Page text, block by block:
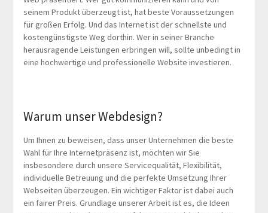
seinem Produkt überzeugt ist, hat beste Voraussetzungen
für großen Erfolg. Und das Internet ist der schnellste und
kostengünstigste Weg dorthin. Wer in seiner Branche
herausragende Leistungen erbringen will, sollte unbedingt in
eine hochwertige und professionelle Website investieren.
Warum unser Webdesign?
Um Ihnen zu beweisen, dass unser Unternehmen die beste
Wahl für Ihre Internetpräsenz ist, möchten wir Sie
insbesondere durch unsere Servicequalität, Flexibilität,
individuelle Betreuung und die perfekte Umsetzung Ihrer
Webseiten überzeugen. Ein wichtiger Faktor ist dabei auch
ein fairer Preis. Grundlage unserer Arbeit ist es, die Ideen